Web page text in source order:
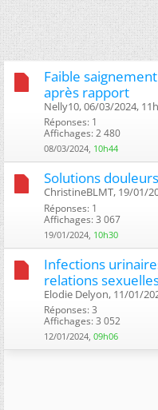
Faible
après rapport
Nelly10, 06/03/2024,
Réponses: 1
Affichages: 2 480
08/03/2024, 10h44
Solutions
ChristineBLMT, 19/01/
Réponses: 1
Affichages: 3 067
19/01/2024, 10h30
Infections
relations
Elodie Delyon, 11/01/
Réponses: 3
Affichages: 3 052
12/01/2024, 09h06